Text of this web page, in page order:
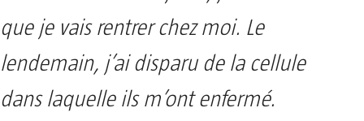
que je vais rentrer chez moi. Le
lendemain, j’ai disparu de la cellule
dans laquelle ils m’ont enfermé.